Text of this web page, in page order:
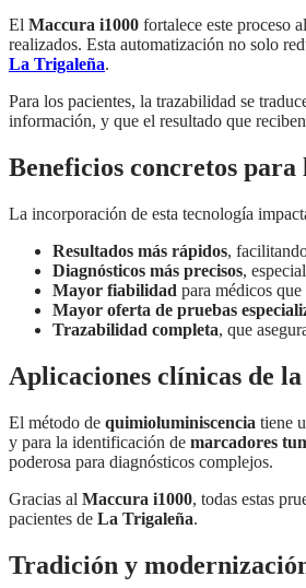
El Maccura i1000 fortalece este proceso
realizados. Esta automatización no solo
La Trigaleña.
Para los pacientes, la trazabilidad se
información, y que el resultado que
Beneficios concretos para
La incorporación de esta tecnología
Resultados más rápidos,
Diagnósticos más precisos,
Mayor fiabilidad para médicos
Mayor oferta de pruebas
Trazabilidad completa, que
Aplicaciones clínicas de
El método de quimioluminiscencia tiene
y para la identificación de marcadores
poderosa para diagnósticos complejos.
Gracias al Maccura i1000, todas estas
pacientes de La Trigaleña.
Tradición y